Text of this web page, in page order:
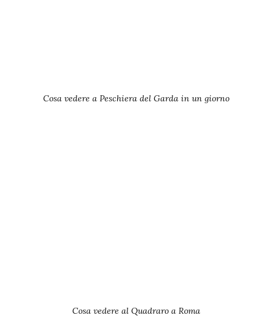
Cosa vedere a Peschiera del Garda in un giorno
Cosa vedere al Quadraro a Roma